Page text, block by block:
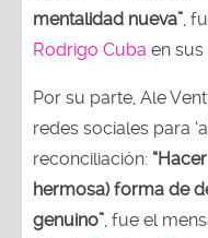
mentalidad nueva” ,
Rodrigo Cuba en sus
Por su parte, Ale
redes sociales para
reconciliación:
hermosa) forma de
genuino” , fue el